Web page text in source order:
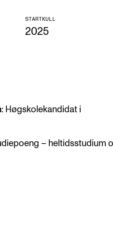
STARTKULL
2025
: Høgskolekandidat i
– heltidsstudium